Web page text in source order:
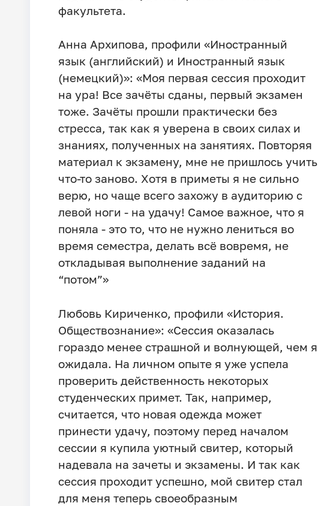
факультета.
Анна Архипова, профили «Иностранный
язык (английский) и Иностранный язык
(немецкий)»: «Моя первая сессия проходит
на ура! Все зачёты сданы, первый экзамен
тоже. Зачёты прошли практически без
стресса, так как я уверена в своих силах и
знаниях, полученных на занятиях. Повторяя
материал к экзамену, мне не пришлось учить
что-то заново. Хотя в приметы я не сильно
верю, но чаще всего захожу в аудиторию с
левой ноги - на удачу! Самое важное, что я
поняла - это то, что не нужно лениться во
время семестра, делать всё вовремя, не
откладывая выполнение заданий на
“потом”»
Любовь Кириченко, профили «История.
Обществознание»: «Сессия оказалась
гораздо менее страшной и волнующей, чем я
ожидала. На личном опыте я уже успела
проверить действенность некоторых
студенческих примет. Так, например,
считается, что новая одежда может
принести удачу, поэтому перед началом
сессии я купила уютный свитер, который
надевала на зачеты и экзамены. И так как
сессия проходит успешно, мой свитер стал
для меня теперь своеобразным